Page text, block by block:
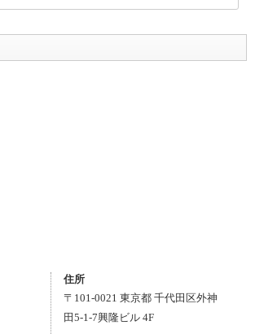
住所
〒 101-0021 東京都 千代田区外神
田5-1-7興隆ビル 4F